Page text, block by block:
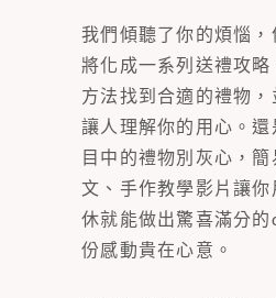
我們傾聽了你的煩惱，
將化成一系列送禮攻略
方法找到合適的禮物
讓人理解你的用心。
目中的禮物別灰心，
文、手作教學影片讓
休就能做出驚喜滿分
份感動貴在心意。